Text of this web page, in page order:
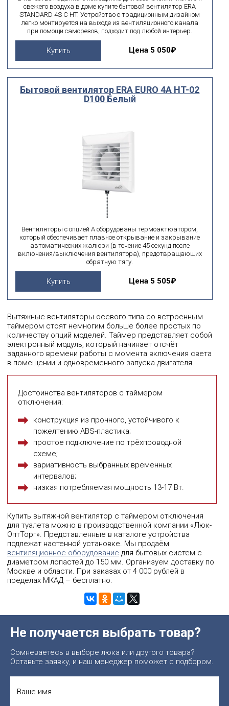
свежего воздуха в доме купите бытовой вентилятор ERA
STANDARD 4S C HT. Устройство с традиционным дизайном
легко монтируется на выходе из вентиляционного канала
при помощи саморезов, подходит под любой интерьер.
Купить Цена 5 050₽
Бытовой вентилятор ERA EURO 4A HT-02
D100 Белый
Вентиляторы с опцией А оборудованы термоактюатором,
который обеспечивает плавное открывание и закрывание
автоматических жалюзи (в течение 45 секунд после
включения/выключения вентилятора), предотвращающих
обратную тягу.
Купить Цена 5 505₽
Вытяжные вентиляторы осевого типа со встроенным
таймером стоят немногим больше более простых по
количеству опций моделей. Таймер представляет собой
электронный модуль, который начинает отсчёт
заданного времени работы с момента включения света
в помещении и одновременного запуска двигателя.
Достоинства вентиляторов с таймером
отключения:
конструкция из прочного, устойчивого к
пожелтению ABS-пластика;
простое подключение по трёхпроводной
схеме;
вариативность выбранных временных
интервалов;
низкая потребляемая мощность 13-17 Вт.
Купить вытяжной вентилятор с таймером отключения
для туалета можно в производственной компании «Люк-
ОптТорг». Представленные в каталоге устройства
подлежат настенной установке. Мы продаём
вентиляционное оборудование для бытовых систем с
диаметром лопастей до 150 мм. Организуем доставку по
Москве и области. При заказах от 4 000 рублей в
пределах МКАД – бесплатно.
Не получается выбрать товар?
Сомневаетесь в выборе люка или другого товара?
Оставьте заявку, и наш менеджер поможет с подбором.